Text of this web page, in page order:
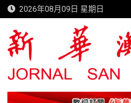
Skip
to
content
2026年08月09日 星期日
新華澳報